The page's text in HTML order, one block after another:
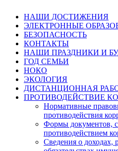
НАШИ ДОСТИЖЕНИЯ
ЭЛЕКТРОННЫЕ
БЕЗОПАСНОСТЬ
КОНТАКТЫ
НАШИ ПРАЗДНИКИ И
ГОД СЕМЬИ
НОКО
ЭКОЛОГИЯ
ДИСТАНЦИОННАЯ
ПРОТИВОДЕЙСТВИЕ
Нормативные
противодействия
Формы документов,
противодействием
Сведения о доходах,